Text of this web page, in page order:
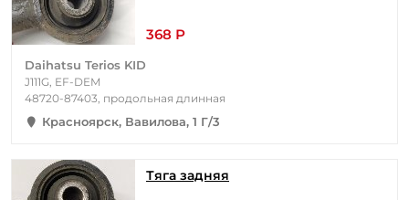
368 Р
Daihatsu Terios KID
J111G, EF-DEM
48720-87403, продольная длинная
Красноярск, Вавилова, 1 Г/3
Тяга задняя